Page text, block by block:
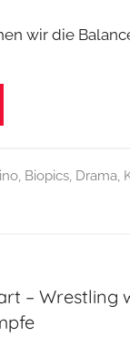
wir die
, Biopics, Drama,
– Wrestling